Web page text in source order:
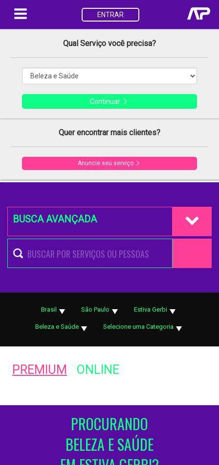
ENTRAR
Qual Serviço você precisa?
Continuar
Quer encontrar mais clientes?
Anuncie seu serviço
BUSCA AVANÇADA
Brasil São Paulo Estiva Gerbi
Beleza e Saúde Selecione uma Categoria
PREMIUM ONLINE
PROCURANDO
BELEZA E SAÚDE